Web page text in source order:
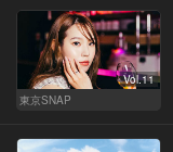
Vol.11
東京SNAP